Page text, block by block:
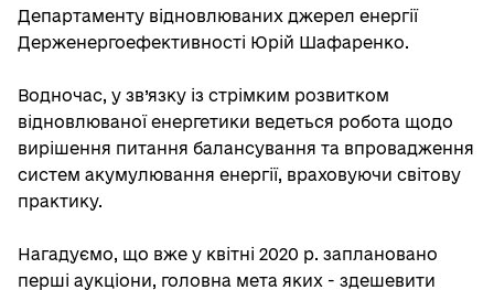
Департаменту відновлюваних джерел енергії
Держенергоефективності Юрій Шафаренко.
Водночас, у зв’язку із стрімким розвитком
відновлюваної енергетики ведеться робота щодо
вирішення питання балансування та впровадження
систем акумулювання енергії, враховуючи світову
практику.
Нагадуємо, що вже у квітні 2020 р. заплановано
перші аукціони, головна мета яких - здешевити